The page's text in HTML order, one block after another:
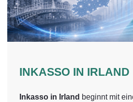
INKASSO IN IRLAND
Inkasso in Irland beginnt mit